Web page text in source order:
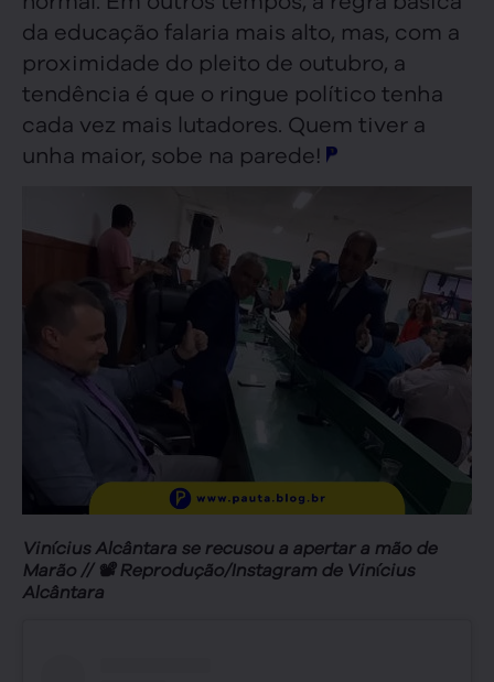
da educação falaria mais alto, mas, com a
proximidade do pleito de outubro, a
tendência é que o ringue político tenha
cada vez mais lutadores. Quem tiver a
unha maior, sobe na parede!
Vinícius Alcântara se recusou a apertar a mão de
Marão // 📽️ Reprodução/Instagram de Vinícius
Alcântara